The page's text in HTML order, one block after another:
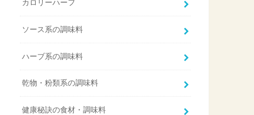
カロリーハーフ
ソース系の調味料
ハーブ系の調味料
乾物・粉類系の調味料
健康秘訣の食材・調味料